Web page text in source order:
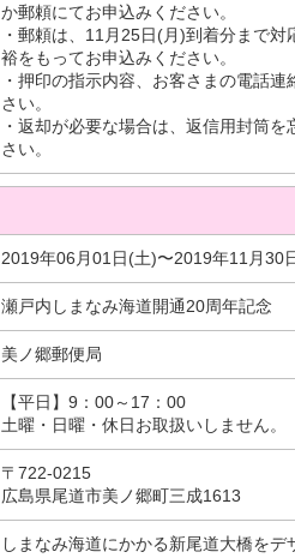
か郵頼にてお申込みください。
・郵頼は、11月25日(月)到着分まで
裕をもってお申込みください。
・押印の指示内容、お客さまの電話
さい。
・返却が必要な場合は、返信用封筒
さい。
2019年06月01日(土)〜2019年11月30
瀬戸内しまなみ海道開通20周年記念
美ノ郷郵便局
【平日】9：00～17：00
土曜・日曜・休日お取扱いしません。
〒722-0215
広島県尾道市美ノ郷町三成1613
しまなみ海道にかかる新尾道大橋をデ